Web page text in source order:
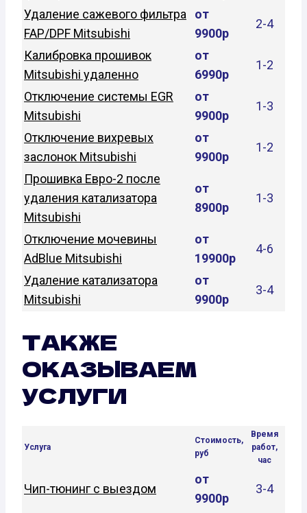
Удаление сажевого фильтра
FAP/DPF Mitsubishi
от
9900р
2-4
Калибровка прошивок
Mitsubishi удаленно
от
6990р
1-2
Отключение системы EGR
Mitsubishi
от
9900р
1-3
Отключение вихревых
заслонок Mitsubishi
от
9900р
1-2
Прошивка Евро-2 после
удаления катализатора
Mitsubishi
от
8900р
1-3
Отключение мочевины
AdBlue Mitsubishi
от
19900р
4-6
Удаление катализатора
Mitsubishi
от
9900р
3-4
ТАКЖЕ
ОКАЗЫВАЕМ
УСЛУГИ
Услуга
Стоимость,
руб
Время
работ,
час
Чип-тюнинг с выездом
от
9900р
3-4